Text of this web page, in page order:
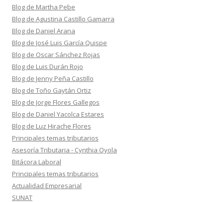
Blog de Martha Pebe
Blog de Agustina Castillo Gamarra
Blog de Daniel Arana
Blog de José Luis García Quispe
Blog de Oscar Sánchez Rojas
Blog de Luis Durán Rojo
Blog de Jenny Peña Castillo
Blog de Toño Gaytán Ortiz
Blog de Jorge Flores Gallegos
Blog de Daniel Yacolca Estares
Blog de Luz Hirache Flores
Principales temas tributarios
Asesoría Tributaria - Cynthia Oyola
Bitácora Laboral
Principales temas tributarios
Actualidad Empresarial
SUNAT